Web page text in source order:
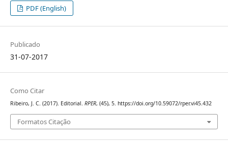
PDF (English)
Publicado
31-07-2017
Como Citar
Ribeiro, J. C. (2017). Editorial. RPER, (45), 5. https://doi.org/10.59072/rper.vi45.432
Formatos Citação